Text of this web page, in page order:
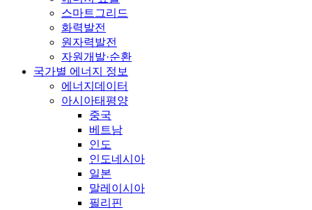
스마트그리드
화력발전
원자력발전
자원개발·순환
국가별 에너지 정보
에너지데이터
아시아태평양
중국
베트남
인도
인도네시아
일본
말레이시아
필리핀